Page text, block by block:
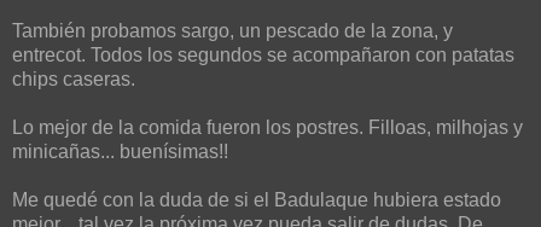
También probamos sargo, un pescado de la zona, y
entrecot. Todos los segundos se acompañaron con patatas
chips caseras.
Lo mejor de la comida fueron los postres. Filloas, milhojas y
minicañas... buenísimas!!
Me quedé con la duda de si el Badulaque hubiera estado